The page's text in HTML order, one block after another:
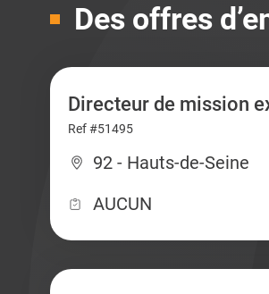
Des offres
Directeur de mission
Ref #51495
92 - Hauts-de-Seine
AUCUN